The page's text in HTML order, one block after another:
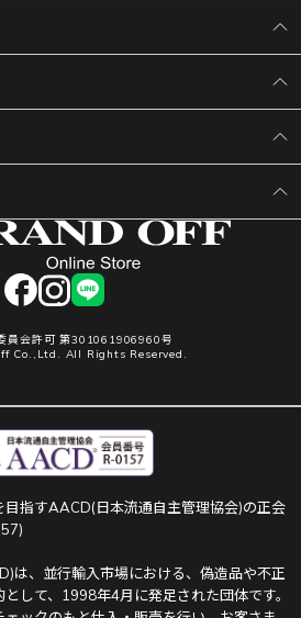
facebookinstagram
LINE
員会許可 第301061906960号
Co.,Ltd. All Rights Reserved.
目指すAACD(日本流通自主管理協会)の正会
は、並行輸入市場における、偽造品や不正
して、1998年4月に発足された団体です。